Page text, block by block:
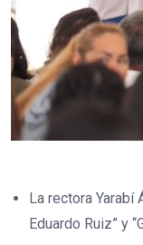
La rectora
Eduardo Ruiz” y